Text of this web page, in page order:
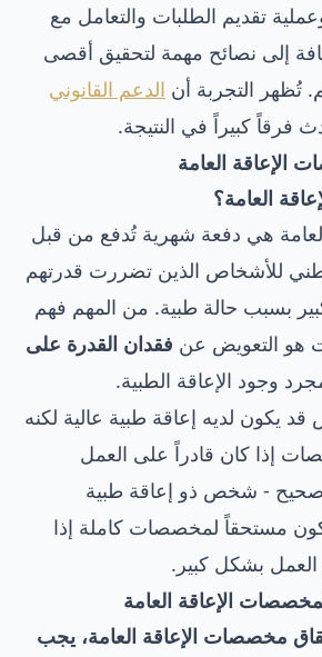
تقديم الطلبات والتعامل مع
إلى نصائح مهمة لتحقيق أقصى
تُظهر التجربة أن الدعم القانوني
فرقاً كبيراً في النتيجة.
الإعاقة العامة
العامة؟
هي دفعة شهرية تُدفع من قبل
للأشخاص الذين تضررت قدرتهم
بسبب حالة طبية. من المهم فهم
التعويض عن فقدان القدرة على
وجود الإعاقة الطبية.
يكون لديه إعاقة طبية عالية لكنه
إذا كان قادراً على العمل
- شخص ذو إعاقة طبية
مستحقاً لمخصصات كاملة إذا
بشكل كبير.
الإعاقة العامة
مخصصات الإعاقة العامة، يجب